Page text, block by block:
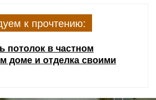
к прочтению:
потолок в частном
доме и отделка своими